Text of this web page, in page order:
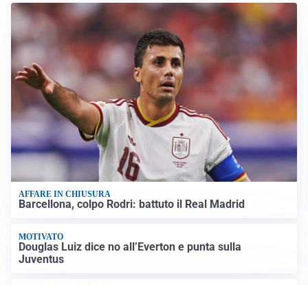
AFFARE IN CHIUSURA
Barcellona, colpo Rodri: battuto il Real Madrid
MOTIVATO
Douglas Luiz dice no all’Everton e punta sulla
Juventus